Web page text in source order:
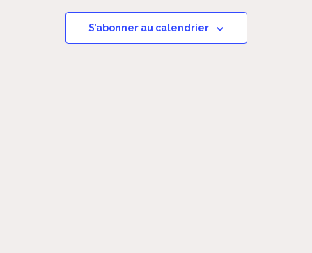
S’abonner au calendrier